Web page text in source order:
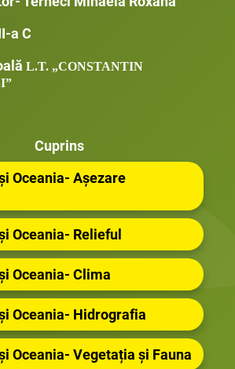
a C
L.T. „CONSTANTIN
Cuprins
Oceania- Așezare
Oceania- Relieful
Oceania- Clima
Oceania- Hidrografia
Oceania- Vegetația și Fauna